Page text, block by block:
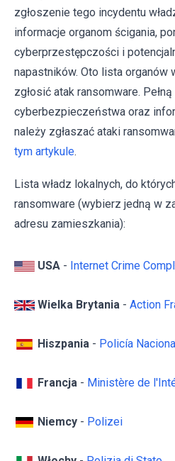
zgłoszenie tego incydentu
informacje organom ścigania,
cyberprzestępczości i
napastników. Oto lista organów
zgłosić atak ransomware.
cyberbezpieczeństwa oraz
należy zgłaszać ataki
tym artykule.
Lista władz lokalnych, do
ransomware (wybierz jedną w
adresu zamieszkania):
USA - Internet Crime
Wielka Brytania - Action
Hiszpania - Policía
Francja - Ministère de
Niemcy - Polizei